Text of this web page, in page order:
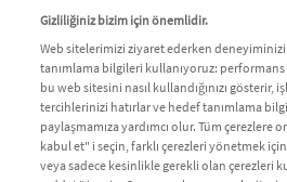
Bu sitedeki bilgiler bir hekim veya
geçemez.
Gizliliğiniz bizim için önemlidir.
Web sitelerimizi ziyaret ederken
tanımlama bilgileri kullanıyoruz:
bu web sitesini nasıl kullandığınızı gösterir,
tercihlerinizi hatırlar ve hedef tanımlama
paylaşmamıza yardımcı olur. Tüm çerezlere
kabul et" i seçin, farklı çerezleri yönetmek için
veya sadece kesinlikle gerekli olan çerezleri